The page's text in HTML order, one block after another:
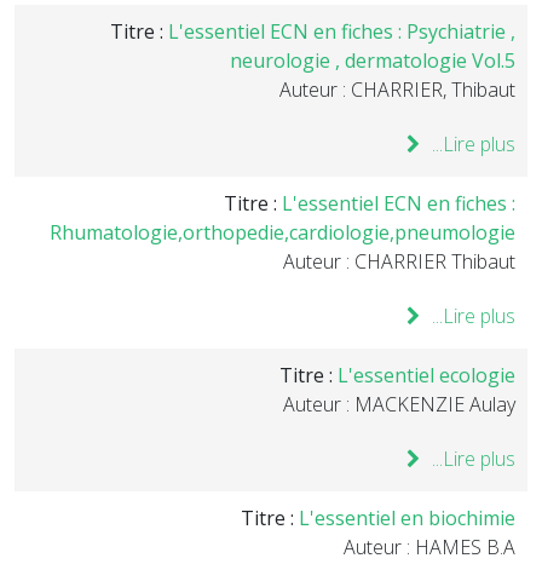
Titre : L'essentiel ECN en fiches : Psychiatrie ,
neurologie , dermatologie Vol.5
Auteur : CHARRIER, Thibaut
Lire plus...
Titre : L'essentiel ECN en fiches :
Rhumatologie,orthopedie,cardiologie,pneumologie
Auteur : CHARRIER Thibaut
Lire plus...
Titre : L'essentiel ecologie
Auteur : MACKENZIE Aulay
Lire plus...
Titre : L'essentiel en biochimie
Auteur : HAMES B.A